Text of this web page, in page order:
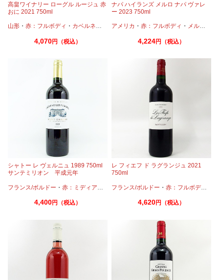
高畠ワイナリー ローグル ルージュ 赤
おに 2021 750ml
山形 ・ 赤：フルボディ ・ カベルネ・ メルロー
4,070円（税込）
ナパ ハイランズ メルロ ナパ ヴァレ
ー 2023 750ml
アメリカ ・赤：フルボディ ・ メルロー
4,224円（税込）
シャトー レ ヴェルニュ 1989 750ml
サンテミリオン 平成元年
フランス/ボルドー ・ 赤：ミディアムボディ ・カベルネ ・メルロー
4,400円（税込）
レ フィエフ ド ラグランジュ 2021
750ml
フランス/ボルドー ・赤：フルボディ
4,620円（税込）